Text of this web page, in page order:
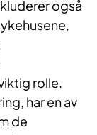
også
rolle.
har en av
de